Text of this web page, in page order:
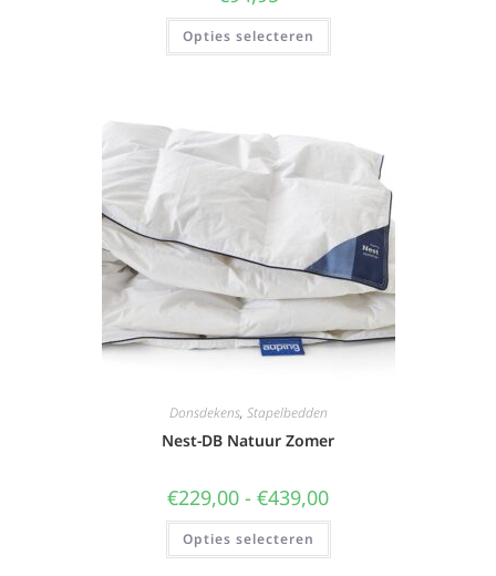
Opties selecteren
Donsdekens, Stapelbedden
Nest-DB Natuur Zomer
€229,00 - €439,00
Opties selecteren